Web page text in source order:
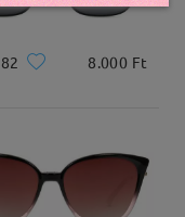
8.000 Ft